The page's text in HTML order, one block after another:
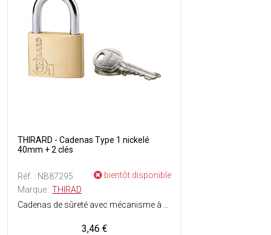
THIRARD - Cadenas Type 1 nickelé
40mm + 2 clés
Réf. : NB87295
bientôt disponible
Marque : THIRAD
3,46 €